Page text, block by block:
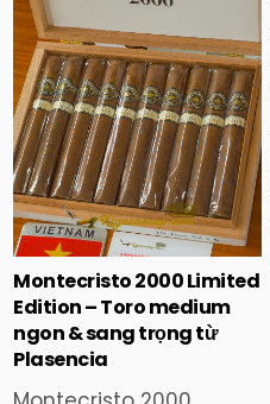
Posted
in
Montecristo 2000 Limited
Edition – Toro medium
ngon & sang trọng từ
Plasencia